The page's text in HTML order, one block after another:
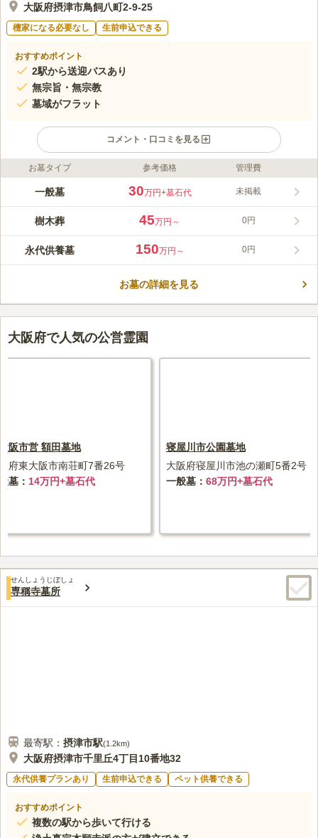
大阪府摂津市鳥飼八町2-9-25
檀家になる必要なし 生前申込できる
おすすめポイント
2駅から送迎バスあり
無宗旨・無宗教
墓域がフラット
コメント・口コミを見る
ライフドット編集部のコメント
7,887㎡を誇る大型公園墓地で、大きなお墓の建立が可能です。
でも利用できます。 故人と時間を気にせずにゆっくりと過ごせ
ます。 園内にはベンチが設置されており、体力に自信がない方
す。
お墓の事務所には、常時人がおり、花や線香は購入することが出
来、歩いて行ける周りには何もないが、車で少し行けば茨木市街地にはス
ーパーマーケットやホームセンターがあり、何でも買うことが出来る。
お墓タイプ 参考価格 管理費
一般墓 30万円+墓石代 未掲載
樹木葬 45万円～ 0円
永代供養墓 150万円～ 0円
お墓の詳細を見る
大阪府で人気の公営霊園
阪市営 額田墓地
府東大阪市南荘町7番26号
墓
14万円+墓石代
寝屋川市公園墓地
大阪府寝屋川市池の瀬町5番2号
一般墓
68万円+墓石代
せんしょうじぼしょ
専稱寺墓所
最寄駅： 摂津市駅(1.2km)
大阪府摂津市千里丘4丁目10番地32
永代供養プランあり 生前申込できる ペット供養できる
おすすめポイント
複数の駅から歩いて行ける